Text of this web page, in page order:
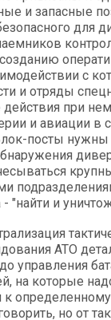
и запасные
для
с
и отряды
при
и авиации в
посты
и
АТО
управления
на которые
но от